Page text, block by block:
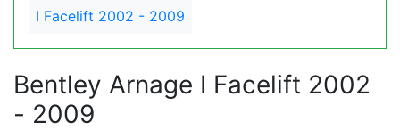
I Facelift 2002 - 2009
Bentley Arnage I Facelift 2002
- 2009